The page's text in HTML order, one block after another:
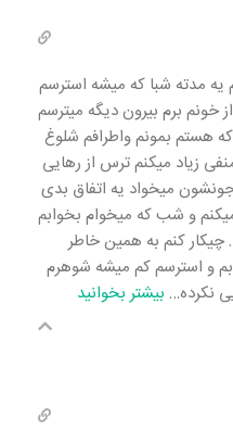
یه مدته شبا که میشه استرسم
خونم برم بیرون دیگه میترسم
هستم بمونم واطرافم شلوغ
زیاد میکنم ترس از رهایی
جونشون میخواد یه اتفاق بدی
و شب که میخوام بخوابم
چیکار کنم به همین خاطر
و استرسم کم میشه شوهرم
نکرده… بیشتر بخوانید